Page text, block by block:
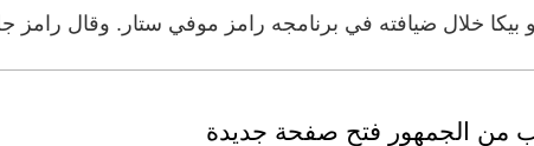
خلال ضيافته في برنامجه رامز موفي ستار. وقال رامز
من الجمهور فتح صفحة جديدة